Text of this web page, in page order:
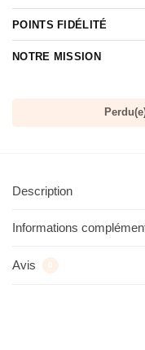
POINTS FIDÉLITÉ
NOTRE MISSION
Description
Informations
Avis 0